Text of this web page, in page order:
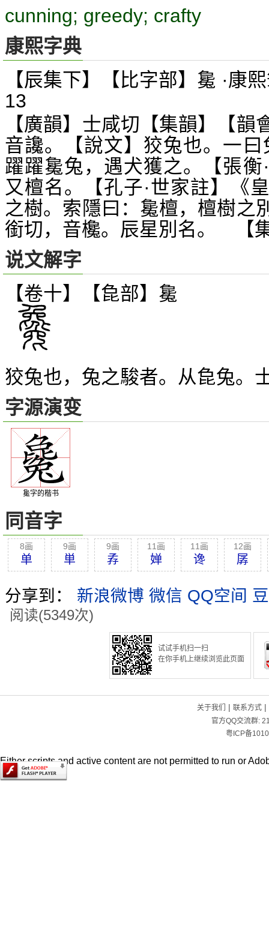
cunning; greedy; crafty
康熙字典
【辰集下】【比字部】毚 ·康
13
【廣韻】士咸切【集韻】【韻
音讒。【說文】狡兔也。一
躍躍毚兔，遇犬獲之。【張
又檀名。【孔子·世家註】《
之樹。索隱曰：毚檀，檀樹
銜切，音欃。辰星別名。 【
说文解字
【卷十】【㲋部】 毚
狡兔也，兔之駿者。从㲋兔。
字源演变
毚字的楷书
同音字
8画
单
9画
単
9画
孨
11画
婵
11画
谗
12画
孱
分享到： 新浪微博 微信 QQ空间
阅读(5349次)
试试手机扫一扫
在你手机上继续浏览此页面
关于我们 | 联系方式|
官方QQ交流群:
粤ICP备
Either scripts and active content are not permitted to run or